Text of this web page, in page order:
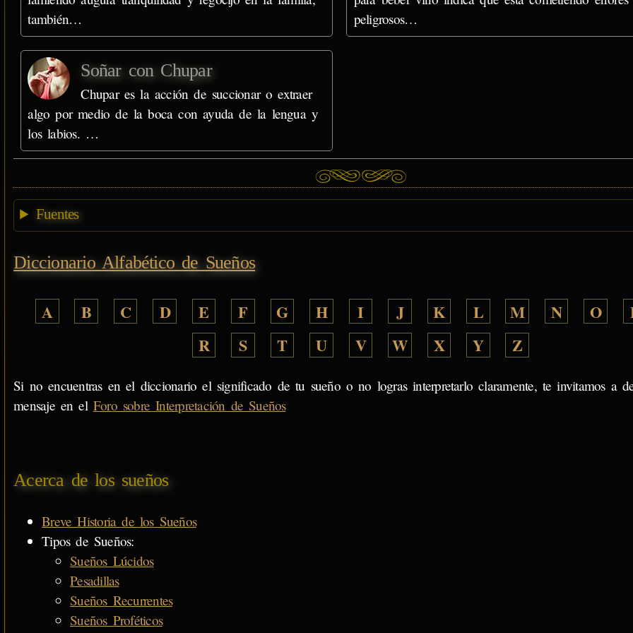
también…
peligrosos…
Soñar con Chupar
Chupar es la acción de succionar o extraer
algo por medio de la boca con ayuda de la lengua y
los labios. …
Fuentes
Diccionario Alfabético de Sueños
A B C D E F G H I J K L M N O
R
S T U V W X Y Z
Si no encuentras en el diccionario el significado de tu sueño o no logras interpretarlo claramente, te invitamos a
mensaje en el Foro sobre Interpretación de Sueños
Acerca de los sueños
Breve Historia de los Sueños
Tipos de Sueños:
Sueños Lúcidos
Pesadillas
Sueños Recurrentes
Sueños Proféticos